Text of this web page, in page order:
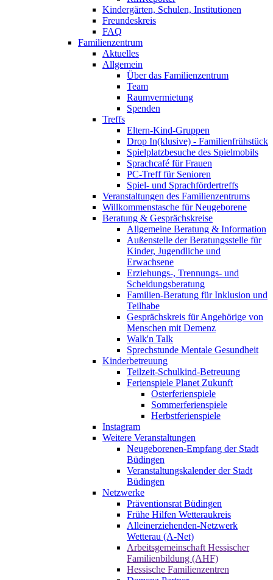
Kindergärten, Schulen, Institutionen
Freundeskreis
FAQ
Familienzentrum
Aktuelles
Allgemein
Über das Familienzentrum
Team
Raumvermietung
Spenden
Treffs
Eltern-Kind-Gruppen
Drop In(klusive) - Familienfrühstück
Spielplatzbesuche des Spielmobils
Sprachcafé für Frauen
PC-Treff für Senioren
Spiel- und Sprachfördertreffs
Veranstaltungen des Familienzentrums
Willkommenstasche für Neugeborene
Beratung & Gesprächskreise
Allgemeine Beratung & Information
Außenstelle der Beratungsstelle für
Kinder, Jugendliche und
Erwachsene
Erziehungs-, Trennungs- und
Scheidungsberatung
Familien-Beratung für Inklusion und
Teilhabe
Gesprächskreis für Angehörige von
Menschen mit Demenz
Walk'n Talk
Sprechstunde Mentale Gesundheit
Kinderbetreuung
Teilzeit-Schulkind-Betreuung
Ferienspiele Planet Zukunft
Osterferienspiele
Sommerferienspiele
Herbstferienspiele
Instagram
Weitere Veranstaltungen
Neugeborenen-Empfang der Stadt
Büdingen
Veranstaltungskalender der Stadt
Büdingen
Netzwerke
Präventionsrat Büdingen
Frühe Hilfen Wetteraukreis
Alleinerziehenden-Netzwerk
Wetterau (A-Net)
Arbeitsgemeinschaft Hessischer
Familienbildung (AHF)
Hessische Familienzentren